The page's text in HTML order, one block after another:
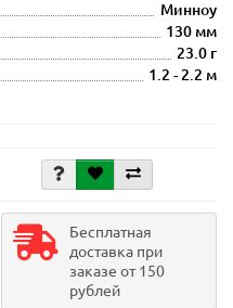
Минноу
130 мм
23.0 г
1.2 - 2.2 м
Бесплатная
доставка при
заказе от 150
рублей